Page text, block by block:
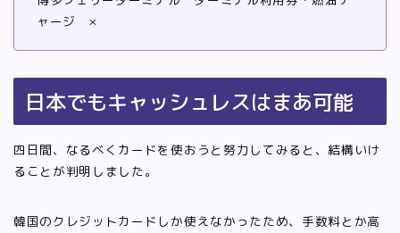
ャージ ×
日本でもキャッシュレスはまあ可能
四日間、なるべくカードを使おうと努力してみると、結構いけ
ることが判明しました。
韓国のクレジットカードしか使えなかったため、手数料とか高